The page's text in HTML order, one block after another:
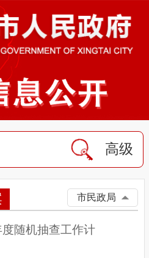
高级
市民政局
随机抽查工作计